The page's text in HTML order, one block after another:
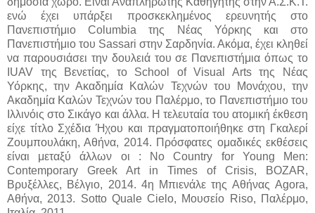
ενώ έχει υπάρξει προσκεκλημένος ερευνητής στο
Πανεπιστήμιο Columbia της Νέας Υόρκης και στο
Πανεπιστήμιο του Sassari στην Σαρδηνία. Ακόμα, έχει κληθεί
να παρουσιάσει την δουλειά του σε Πανεπιστήμια όπως το
IUAV της Βενετίας, το School of Visual Arts της Νέας
Υόρκης, την Ακαδημία Καλών Τεχνών του Μονάχου, την
Ακαδημία Καλών Τεχνών του Παλέρμο, το Πανεπιστήμιο του
Ιλλινόις στο Σικάγο και άλλα. Η τελευταία του ατομική έκθεση
είχε τίτλο Σχέδια Ήχου και πραγματοποιήθηκε στη Γκαλερί
Ζουμπουλάκη, Αθήνα, 2014. Πρόσφατες ομαδικές εκθέσεις
είναι μεταξύ άλλων οι : No Country for Young Men:
Contemporary Greek Art in Times of Crisis, BOZAR,
Βρυξέλλες, Βέλγιο, 2014. 4η Μπιενάλε της Αθήνας Agora,
Αθήνα, 2013. Sotto Quale Cielo, Μουσείο Riso, Παλέρμο,